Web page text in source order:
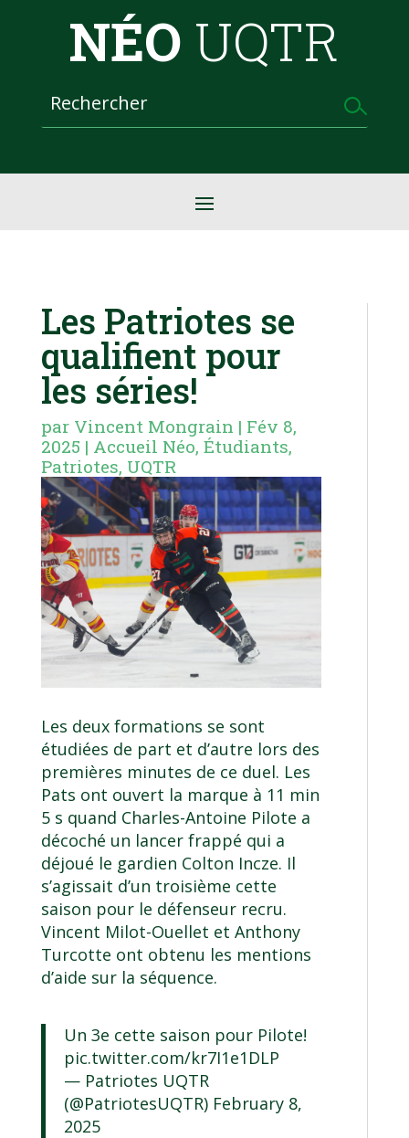
NÉO UQTR
Les Patriotes se
qualifient pour
les séries!
par Vincent Mongrain | Fév 8,
2025 | Accueil Néo, Étudiants,
Patriotes, UQTR
Les deux formations se sont
étudiées de part et d’autre lors des
premières minutes de ce duel. Les
Pats ont ouvert la marque à 11 min
5 s quand Charles-Antoine Pilote a
décoché un lancer frappé qui a
déjoué le gardien Colton Incze. Il
s’agissait d’un troisième cette
saison pour le défenseur recru.
Vincent Milot-Ouellet et Anthony
Turcotte ont obtenu les mentions
d’aide sur la séquence.
Un 3e cette saison pour Pilote!
pic.twitter.com/kr7I1e1DLP
— Patriotes UQTR
(@PatriotesUQTR) February 8,
2025